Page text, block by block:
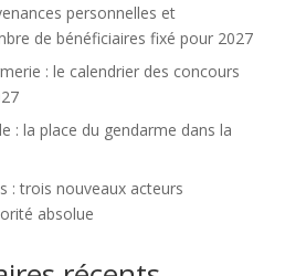
personnelles et
de bénéficiaires fixé pour 2027
: le calendrier des concours
: la place du gendarme dans la
: trois nouveaux acteurs
absolue